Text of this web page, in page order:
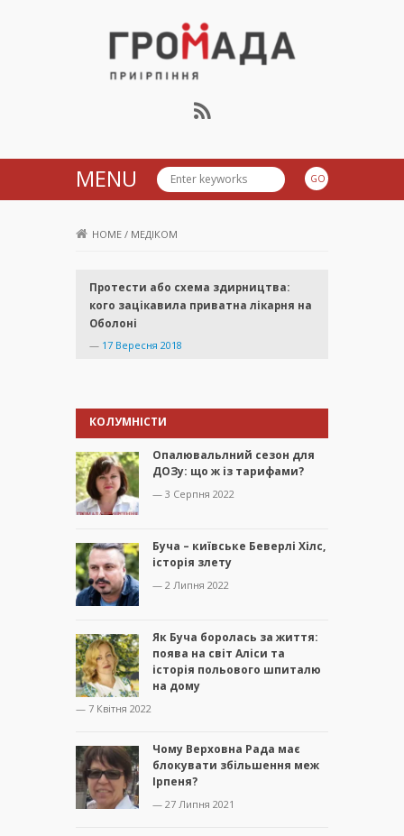
Громада Приірпіння
MENU
HOME / МЕДІКОМ
Протести або схема здирництва:
кого зацікавила приватна лікарня на
Оболоні
— 17 Вересня 2018
КОЛУМНІСТИ
Опалювальлний сезон для
ДОЗу: що ж із тарифами?
— 3 Серпня 2022
Буча – київське Беверлі Хілс,
історія злету
— 2 Липня 2022
Як Буча боролась за життя:
поява на світ Аліси та
історія польового шпиталю
на дому
— 7 Квітня 2022
Чому Верховна Рада має
блокувати збільшення меж
Ірпеня?
— 27 Липня 2021